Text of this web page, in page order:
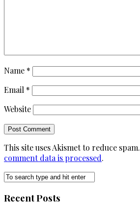
Name *
Email *
Website
This site uses Akismet to reduce spam.
comment data is processed.
Recent Posts